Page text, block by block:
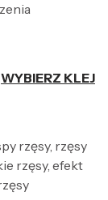
WYBIERZ KLEJ
rzęsy, rzęsy
rzęsy, efekt